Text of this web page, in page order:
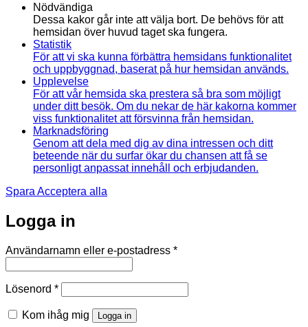
Nödvändiga
Dessa kakor går inte att välja bort. De behövs för att
hemsidan över huvud taget ska fungera.
Statistik
För att vi ska kunna förbättra hemsidans funktionalitet
och uppbyggnad, baserat på hur hemsidan används.
Upplevelse
För att vår hemsida ska prestera så bra som möjligt
under ditt besök. Om du nekar de här kakorna kommer
viss funktionalitet att försvinna från hemsidan.
Marknadsföring
Genom att dela med dig av dina intressen och ditt
beteende när du surfar ökar du chansen att få se
personligt anpassat innehåll och erbjudanden.
Spara Acceptera alla
Logga in
Användarnamn eller e-postadress *Obligatoriskt
Lösenord *Obligatoriskt
Kom ihåg mig Logga in